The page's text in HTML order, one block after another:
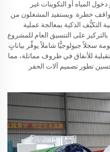
المياه أو التكوينات غير
خطرة. ويستفيد المشغلون من
التكيُّف الذكية بمعالجة عملية
على التنسيق العام للمشروع
سجلاً جيولوجيًّا شاملاً يوفِّر بياناتٍ
للأنفاق في ظروف مماثلة، مما
تطور تصميم آلات الحفر